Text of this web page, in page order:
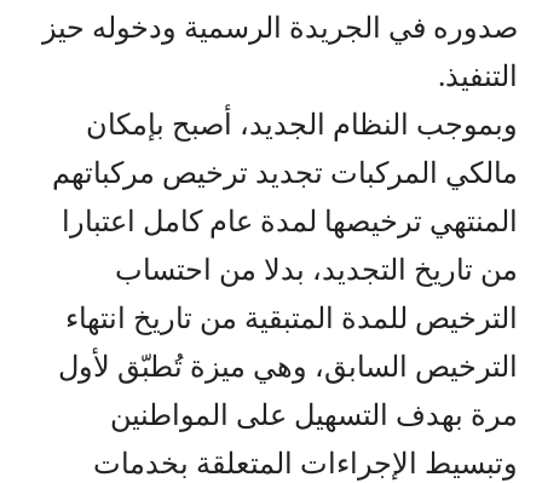
صدوره في الجريدة الرسمية ودخوله حيز
التنفيذ.
وبموجب النظام الجديد، أصبح بإمكان
مالكي المركبات تجديد ترخيص مركباتهم
المنتهي ترخيصها لمدة عام كامل اعتبارا
من تاريخ التجديد، بدلا من احتساب
الترخيص للمدة المتبقية من تاريخ انتهاء
الترخيص السابق، وهي ميزة تُطبّق لأول
مرة بهدف التسهيل على المواطنين
وتبسيط الإجراءات المتعلقة بخدمات